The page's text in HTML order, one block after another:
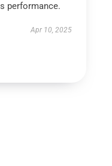
performance.
Apr 10, 2025